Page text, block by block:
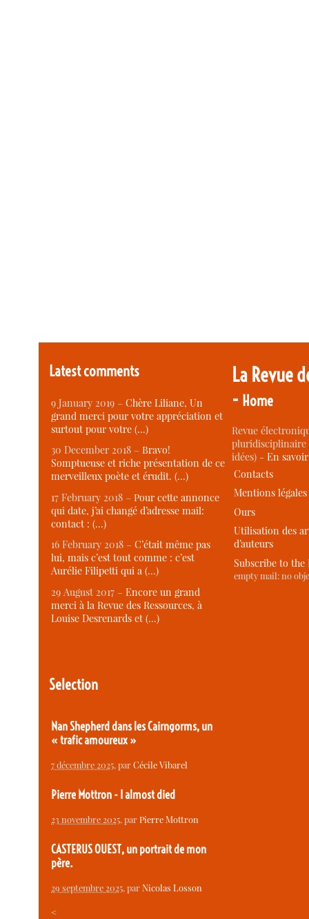
Latest comments
9 January 2019 –Chère Liliane, Un
grand merci pour votre appréciation et
surtout pour votre (…)
30 December 2018 –Bravo!
Somptueuse et riche présentation de ce
merveilleux poète et érudit. (…)
17 February 2018 –Pour cette annonce
qui date, j’ai changé d’adresse mail:
contact : (…)
16 February 2018 –C’était même pas
lui, mais c’est tout comme : c’est
Aurélie Filipetti qui a (…)
29 August 2017 –Encore un grand
merci à la Revue des Ressources, à
Louise Desrenards et (…)
Selection
Nan Shepherd dans les Cairngorms, un
« trafic amoureux »
7 décembre 2025, parCécile Vibarel
Pierre Mottron - I almost died
23 novembre 2025, parPierre Mottron
CASTERUS OUEST, un portrait de mon
père.
29 septembre 2025, parNicolas Losson
<
La Revue
- Home
Revue
idées) -En
Contacts
Mentions légales
Ours
Utilisation des
d’auteurs
Subscribe to the
empty mail: no